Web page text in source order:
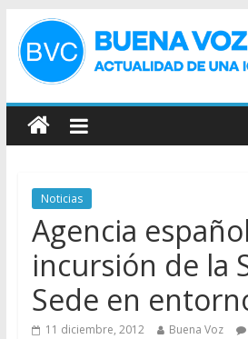
Noticias
Agencia
incursión de la
Sede en
11 diciembre, 2012 Buena Voz